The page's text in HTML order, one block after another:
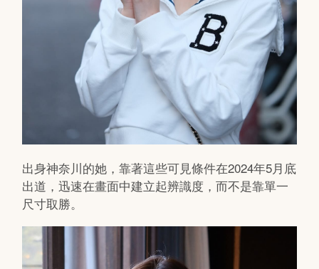
出身神奈川的她，靠著這些可見條件在2024年5月底
出道，迅速在畫面中建立起辨識度，而不是靠單一
尺寸取勝。